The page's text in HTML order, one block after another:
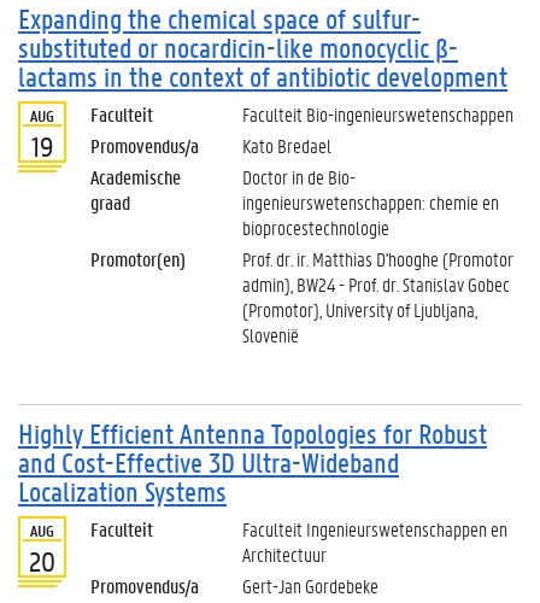
Expanding the chemical space of sulfur-
substituted or nocardicin-like monocyclic β-
lactams in the context of antibiotic development
AUG
19
Faculteit
Faculteit Bio-ingenieurswetenschappen
Promovendus/a
Kato Bredael
Academische
graad
Doctor in de Bio-
ingenieurswetenschappen: chemie en
bioprocestechnologie
Promotor(en)
Prof. dr. ir. Matthias D'hooghe (Promotor
admin), BW24 - Prof. dr. Stanislav Gobec
(Promotor), University of Ljubljana,
Slovenië
Highly Efficient Antenna Topologies for Robust
and Cost-Effective 3D Ultra-Wideband
Localization Systems
AUG
20
Faculteit
Faculteit Ingenieurswetenschappen en
Architectuur
Promovendus/a
Gert-Jan Gordebeke